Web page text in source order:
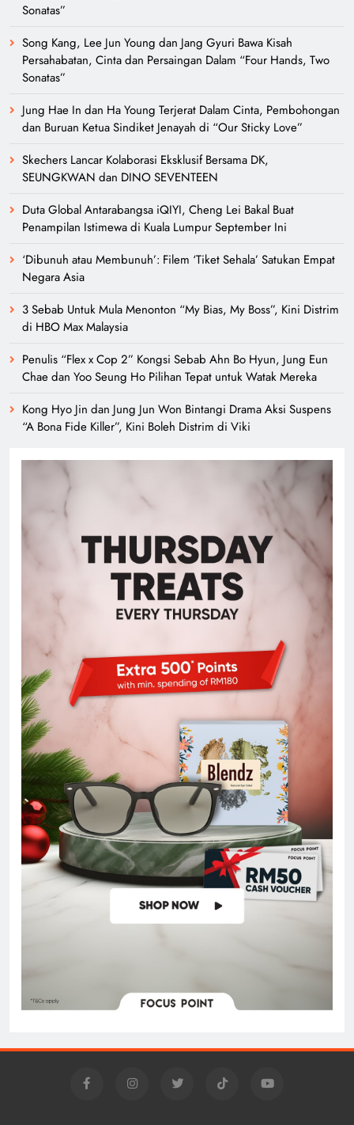
Sonatas”
Song Kang, Lee Jun Young dan Jang Gyuri Bawa Kisah
Persahabatan, Cinta dan Persaingan Dalam “Four Hands, Two
Sonatas”
Jung Hae In dan Ha Young Terjerat Dalam Cinta, Pembohongan
dan Buruan Ketua Sindiket Jenayah di “Our Sticky Love”
Skechers Lancar Kolaborasi Eksklusif Bersama DK,
SEUNGKWAN dan DINO SEVENTEEN
Duta Global Antarabangsa iQIYI, Cheng Lei Bakal Buat
Penampilan Istimewa di Kuala Lumpur September Ini
‘Dibunuh atau Membunuh’: Filem ‘Tiket Sehala’ Satukan Empat
Negara Asia
3 Sebab Untuk Mula Menonton “My Bias, My Boss”, Kini Distrim
di HBO Max Malaysia
Penulis “Flex x Cop 2” Kongsi Sebab Ahn Bo Hyun, Jung Eun
Chae dan Yoo Seung Ho Pilihan Tepat untuk Watak Mereka
Kong Hyo Jin dan Jung Jun Won Bintangi Drama Aksi Suspens
“A Bona Fide Killer”, Kini Boleh Distrim di Viki